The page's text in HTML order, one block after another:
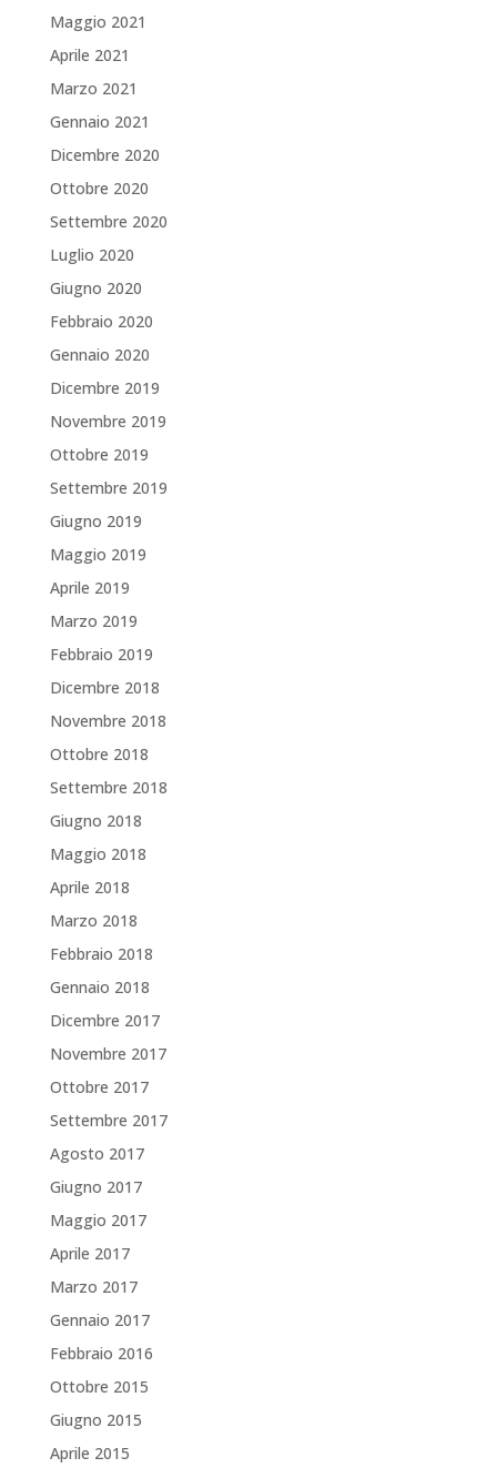
Maggio 2021
Aprile 2021
Marzo 2021
Gennaio 2021
Dicembre 2020
Ottobre 2020
Settembre 2020
Luglio 2020
Giugno 2020
Febbraio 2020
Gennaio 2020
Dicembre 2019
Novembre 2019
Ottobre 2019
Settembre 2019
Giugno 2019
Maggio 2019
Aprile 2019
Marzo 2019
Febbraio 2019
Dicembre 2018
Novembre 2018
Ottobre 2018
Settembre 2018
Giugno 2018
Maggio 2018
Aprile 2018
Marzo 2018
Febbraio 2018
Gennaio 2018
Dicembre 2017
Novembre 2017
Ottobre 2017
Settembre 2017
Agosto 2017
Giugno 2017
Maggio 2017
Aprile 2017
Marzo 2017
Gennaio 2017
Febbraio 2016
Ottobre 2015
Giugno 2015
Aprile 2015